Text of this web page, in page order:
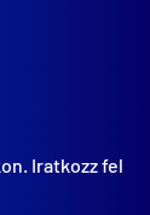
Iratkozz fel